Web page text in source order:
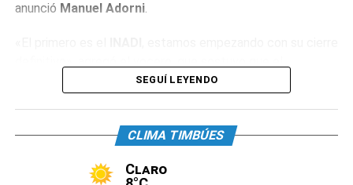
anunció Manuel Adorni.
organismo «tiene alrededor de 400 empleados y decenas
idoneidad», reconoció.
El dirigente neonazi Alejandro Biondini
SEGUÍ LEYENDO
CLIMA TIMBÚES
Claro